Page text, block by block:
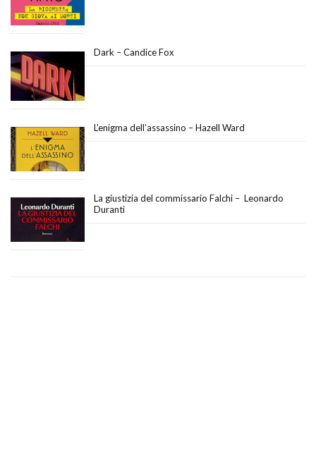
Dark – Candice Fox
L’enigma dell’assassino – Hazell Ward
La giustizia del commissario Falchi – Leonardo
Duranti